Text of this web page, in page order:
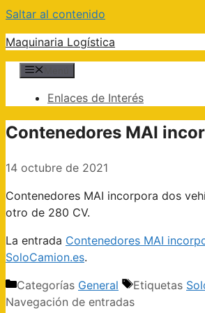
Saltar al contenido
Maquinaria Logística
Enlaces de Interés
Contenedores MAI
14 octubre de 2021
Contenedores MAI incorpora dos
otro de 280 CV.
La entrada Contenedores MAI
SoloCamion.es.
Categorías General Etiquetas
Navegación de entradas